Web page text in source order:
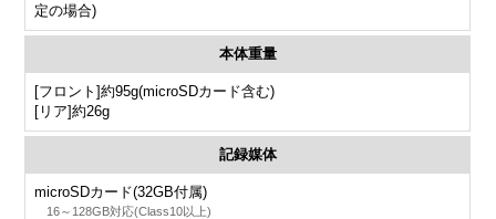
定の場合)
本体重量
[フロント]約95g(microSDカード含む)
[リア]約26g
記録媒体
microSDカード(32GB付属)
16～128GB対応(Class10以上)